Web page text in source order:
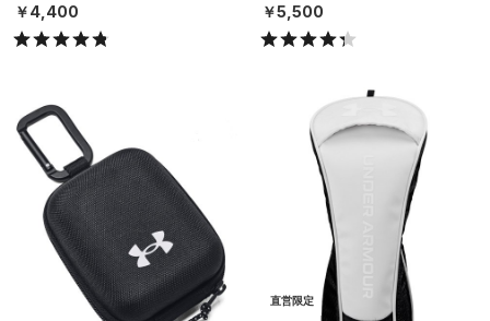
￥4,400 ￥5,500
直営限定